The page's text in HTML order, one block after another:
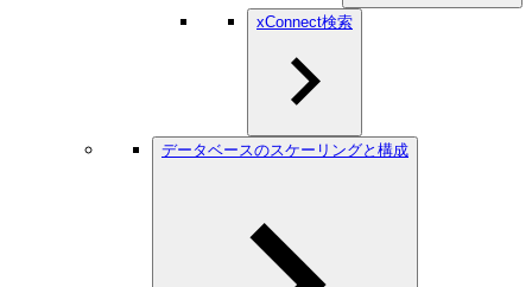
xConnect検索
データベースのスケーリングと構成